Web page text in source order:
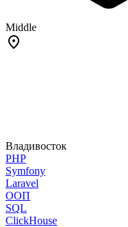
Middle
Владивосток
PHP
Symfony
Laravel
ООП
SQL
ClickHouse